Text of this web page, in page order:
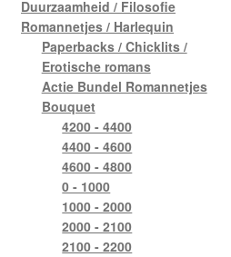
Duurzaamheid / Filosofie
Romannetjes / Harlequin
Paperbacks / Chicklits /
Erotische romans
Actie Bundel Romannetjes
Bouquet
4200 - 4400
4400 - 4600
4600 - 4800
0 - 1000
1000 - 2000
2000 - 2100
2100 - 2200